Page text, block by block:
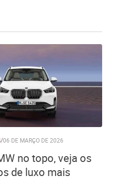
/06 DE MARÇO DE 2026
no topo, veja os
de luxo mais